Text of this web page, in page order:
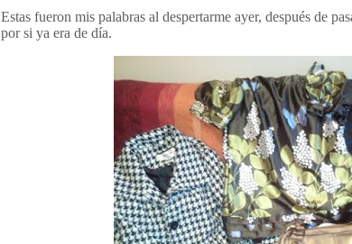
Estas fueron mis palabras al despertarme ayer, después de
por si ya era de día.